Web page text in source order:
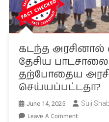
கடந்த
தேசிய
தற்போதைய
செய்யப்பட்டதா?
June 14, 2025 Suji
Leave A CommentOn